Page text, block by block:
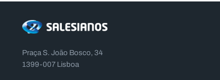
Praça S. João Bosco, 34
1399-007 Lisboa